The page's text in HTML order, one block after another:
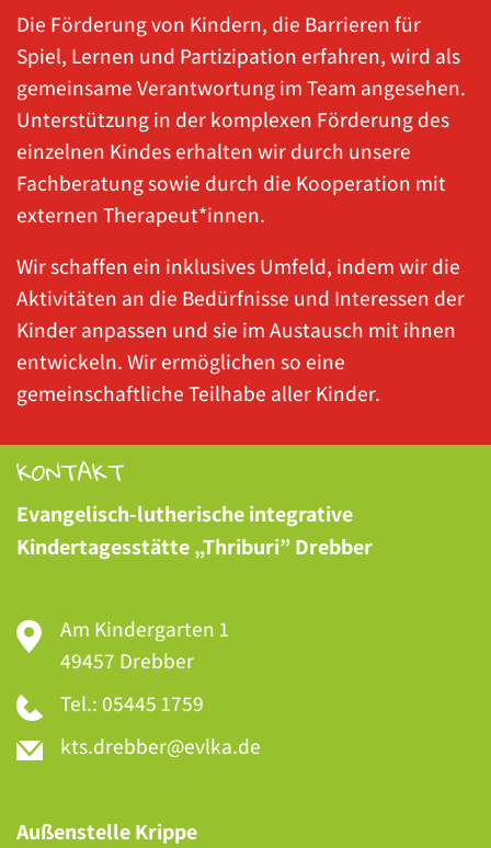
Die Förderung von Kindern, die Barrieren für
Spiel, Lernen und Partizipation erfahren, wird als
gemeinsame Verantwortung im Team angesehen.
Unterstützung in der komplexen Förderung des
einzelnen Kindes erhalten wir durch unsere
Fachberatung sowie durch die Kooperation mit
externen Therapeut*innen.
Wir schaffen ein inklusives Umfeld, indem wir die
Aktivitäten an die Bedürfnisse und Interessen der
Kinder anpassen und sie im Austausch mit ihnen
entwickeln. Wir ermöglichen so eine
gemeinschaftliche Teilhabe aller Kinder.
KONTAKT
Evangelisch-lutherische integrative
Kindertagesstätte „Thriburi” Drebber
Am Kindergarten 1
49457 Drebber
Tel.: 05445 1759
Außenstelle Krippe